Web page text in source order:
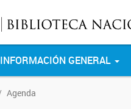
INFORMACIÓN GENERAL
Agenda